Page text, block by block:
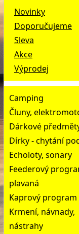
Novinky
Doporučujeme
Sleva
Akce
Výprodej
Camping
Čluny,
Dárkové
Dírky - chytání
Echoloty, sonary
Feederový
plavaná
Kaprový program
Krmení, návnady,
nástrahy